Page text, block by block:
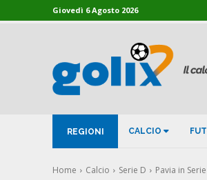
Giovedì 6 Agosto 2026
REGIONI CALCIO
Home Calcio Serie D Pavia in